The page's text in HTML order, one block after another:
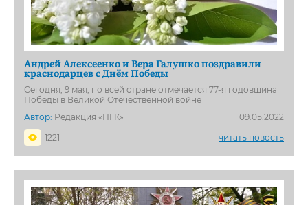
Андрей Алексеенко и Вера Галушко поздравили
краснодарцев с Днём Победы
Сегодня, 9 мая, по всей стране отмечается 77-я годовщина
Победы в Великой Отечественной войне
Автор: Редакция «НГК»
09.05.2022
1221
читать новость